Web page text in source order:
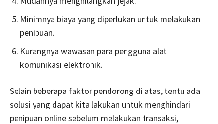
Minimnya biaya yang diperlukan untuk melakukan
penipuan.
Kurangnya wawasan para pengguna alat
komunikasi elektronik.
Selain beberapa faktor pendorong di atas, tentu ada
solusi yang dapat kita lakukan untuk menghindari
penipuan online sebelum melakukan transaksi,